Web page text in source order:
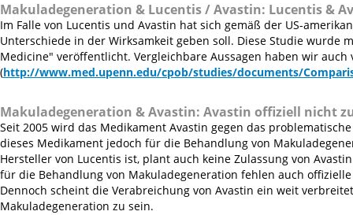
Makuladegeneration & Lucentis / Avastin: Lucentis &
Im Falle von Lucentis und Avastin hat sich gemäß der US-
Unterschiede in der Wirksamkeit geben soll. Diese Studie wurde
Medicine" veröffentlicht. Vergleichbare Aussagen haben wir
(http://www.med.upenn.edu/cpob/studies/documents/
Makuladegeneration & Avastin: Avastin offiziell nicht
Seit 2005 wird das Medikament Avastin gegen das
dieses Medikament jedoch für die Behandlung von
Hersteller von Lucentis ist, plant auch keine Zulassung von
für die Behandlung von Makuladegeneration fehlen auch
Dennoch scheint die Verabreichung von Avastin ein weit
Makuladegeneration zu sein.